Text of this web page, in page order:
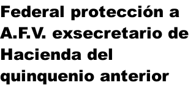
Federal protección a
A.F.V. exsecretario de
Hacienda del
quinquenio anterior